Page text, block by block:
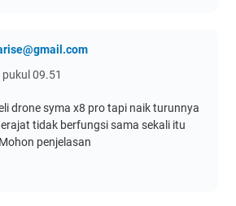
09.51
drone syma x8 pro tapi naik turunnya
tidak berfungsi sama sekali itu
penjelasan